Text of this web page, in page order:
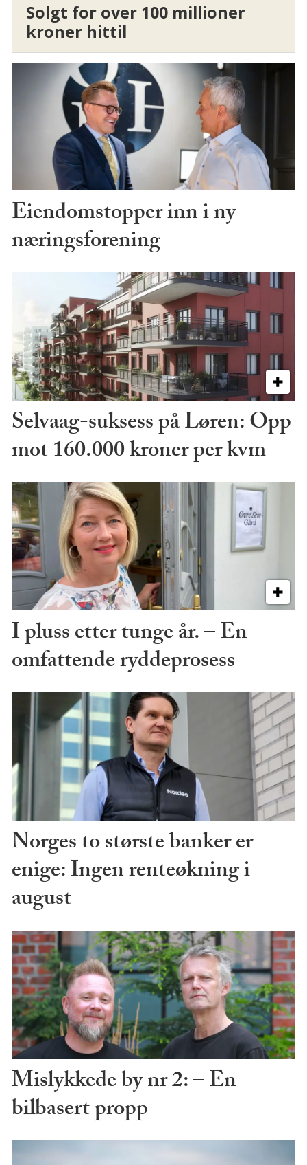
Solgt for over 100 millioner
kroner hittil
Eiendomstopper inn i ny
næringsforening
Selvaag-suksess på Løren: Opp
mot 160.000 kroner per kvm
I pluss etter tunge år. – En
omfattende ryddeprosess
Norges to største banker er
enige: Ingen renteøkning i
august
Mislykkede by nr 2: – En
bilbasert propp